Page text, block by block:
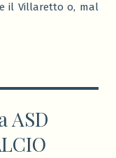
il Villaretto o, mal
ASD